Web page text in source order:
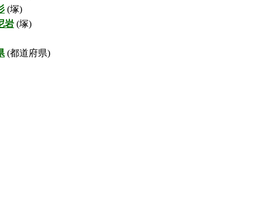
(塚)
岩 (塚)
(都道府県)